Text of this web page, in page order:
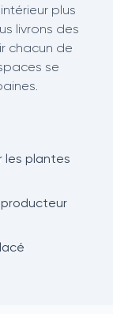
plus
livrons des
chacun de
se
les plantes